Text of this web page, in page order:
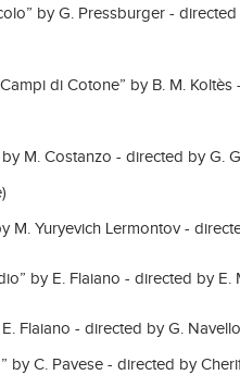
by G. Pressburger - directed
di Cotone” by B. M.
by M. Costanzo - directed by G.
M. Yuryevich Lermontov -
by E. Flaiano - directed by E.
Flaiano - directed by G. Navello
by C. Pavese - directed by